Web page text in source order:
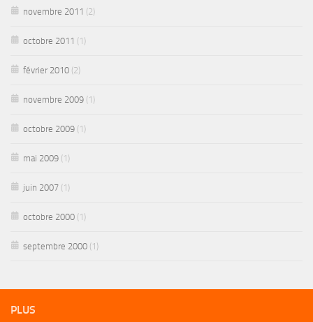
novembre 2011 (2)
octobre 2011 (1)
février 2010 (2)
novembre 2009 (1)
octobre 2009 (1)
mai 2009 (1)
juin 2007 (1)
octobre 2000 (1)
septembre 2000 (1)
PLUS